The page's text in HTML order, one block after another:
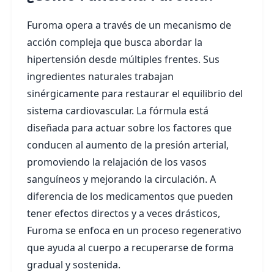
Furoma opera a través de un mecanismo de
acción compleja que busca abordar la
hipertensión desde múltiples frentes. Sus
ingredientes naturales trabajan
sinérgicamente para restaurar el equilibrio del
sistema cardiovascular. La fórmula está
diseñada para actuar sobre los factores que
conducen al aumento de la presión arterial,
promoviendo la relajación de los vasos
sanguíneos y mejorando la circulación. A
diferencia de los medicamentos que pueden
tener efectos directos y a veces drásticos,
Furoma se enfoca en un proceso regenerativo
que ayuda al cuerpo a recuperarse de forma
gradual y sostenida.